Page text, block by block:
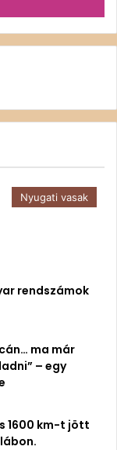
Nyugati vasak
rendszámok
ma már
– egy
1600 km-t jött